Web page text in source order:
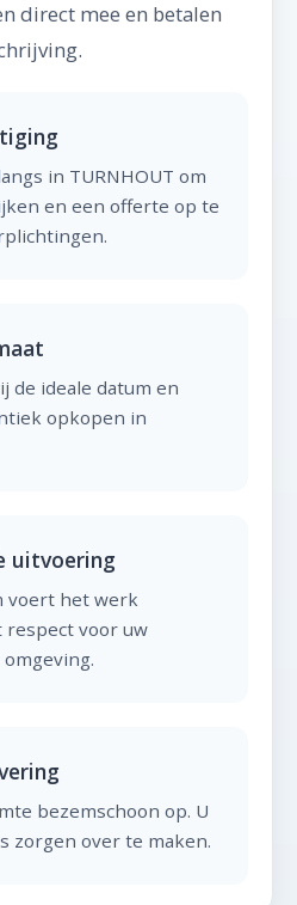
direct mee en betalen
in TURNHOUT om
en een offerte op te
de ideale datum en
opkopen in
uitvoering
voert het werk
respect voor uw
bezemschoon op. U
zorgen over te maken.